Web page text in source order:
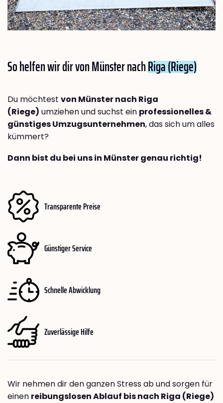
So helfen wir dir von Münster nachRiga (Riege)
Du möchtest von Münster nach Riga
(Riege) umziehen und suchst ein professionelles &
günstiges Umzugsunternehmen, das sich um alles
kümmert?
Dann bist du bei uns in Münster genau richtig!
Transparente Preise
Günstiger Service
Schnelle Abwicklung
Zuverlässige Hilfe
Wir nehmen dir den ganzen Stress ab und sorgen für
einen reibungslosen Ablauf bis nach Riga (Riege)